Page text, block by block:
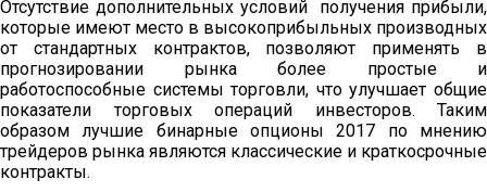
Отсутствие дополнительных условий получения прибыли,
которые имеют место в высокоприбыльных производных
от стандартных контрактов, позволяют применять в
прогнозировании рынка более простые и
работоспособные системы торговли, что улучшает общие
показатели торговых операций инвесторов. Таким
образом лучшие бинарные опционы 2017 по мнению
трейдеров рынка являются классические и краткосрочные
контракты.